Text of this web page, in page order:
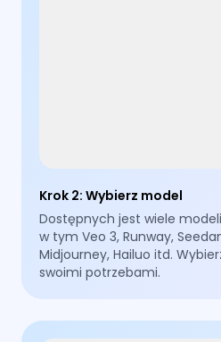
Krok 2:Wybierz model
Dostępnych jest wiele
w tym Veo 3, Runway,
Midjourney, Hailuo itd.
swoimi potrzebami.